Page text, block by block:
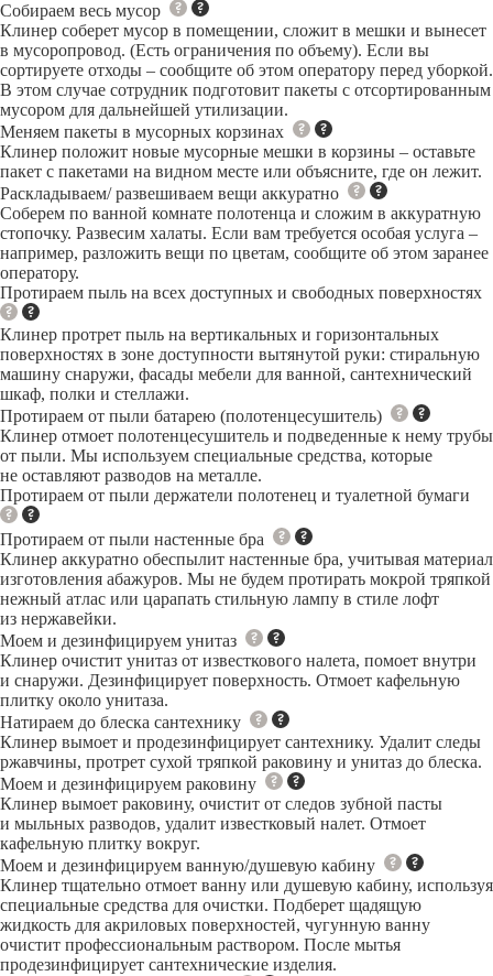
Собираем весь мусор
Клинер соберет мусор в помещении, сложит в мешки и вынесет
в мусоропровод. (Есть ограничения по объему). Если вы
сортируете отходы – сообщите об этом оператору перед уборкой.
В этом случае сотрудник подготовит пакеты с отсортированным
мусором для дальнейшей утилизации.
Меняем пакеты в мусорных корзинах
Клинер положит новые мусорные мешки в корзины – оставьте
пакет с пакетами на видном месте или объясните, где он лежит.
Раскладываем/ развешиваем вещи аккуратно
Соберем по ванной комнате полотенца и сложим в аккуратную
стопочку. Развесим халаты. Если вам требуется особая услуга –
например, разложить вещи по цветам, сообщите об этом заранее
оператору.
Протираем пыль на всех доступных и свободных поверхностях
Клинер протрет пыль на вертикальных и горизонтальных
поверхностях в зоне доступности вытянутой руки: стиральную
машину снаружи, фасады мебели для ванной, сантехнический
шкаф, полки и стеллажи.
Протираем от пыли батарею (полотенцесушитель)
Клинер отмоет полотенцесушитель и подведенные к нему трубы
от пыли. Мы используем специальные средства, которые
не оставляют разводов на металле.
Протираем от пыли держатели полотенец и туалетной бумаги
Протираем от пыли настенные бра
Клинер аккуратно обеспылит настенные бра, учитывая материал
изготовления абажуров. Мы не будем протирать мокрой тряпкой
нежный атлас или царапать стильную лампу в стиле лофт
из нержавейки.
Моем и дезинфицируем унитаз
Клинер очистит унитаз от известкового налета, помоет внутри
и снаружи. Дезинфицирует поверхность. Отмоет кафельную
плитку около унитаза.
Натираем до блеска сантехнику
Клинер вымоет и продезинфицирует сантехнику. Удалит следы
ржавчины, протрет сухой тряпкой раковину и унитаз до блеска.
Моем и дезинфицируем раковину
Клинер вымоет раковину, очистит от следов зубной пасты
и мыльных разводов, удалит известковый налет. Отмоет
кафельную плитку вокруг.
Моем и дезинфицируем ванную/душевую кабину
Клинер тщательно отмоет ванну или душевую кабину, используя
специальные средства для очистки. Подберет щадящую
жидкость для акриловых поверхностей, чугунную ванну
очистит профессиональным раствором. После мытья
продезинфицирует сантехнические изделия.